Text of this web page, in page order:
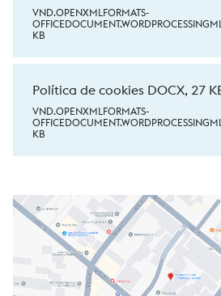
VND.OPENXMLFORMATS-
KB
Política de cookies DOCX, 27
VND.OPENXMLFORMATS-
KB